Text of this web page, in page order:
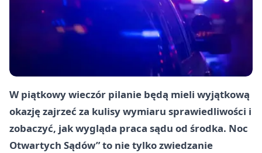
W piątkowy wieczór pilanie będą mieli wyjątkową
okazję zajrzeć za kulisy wymiaru sprawiedliwości i
zobaczyć, jak wygląda praca sądu od środka. Noc
Otwartych Sądów” to nie tylko zwiedzanie